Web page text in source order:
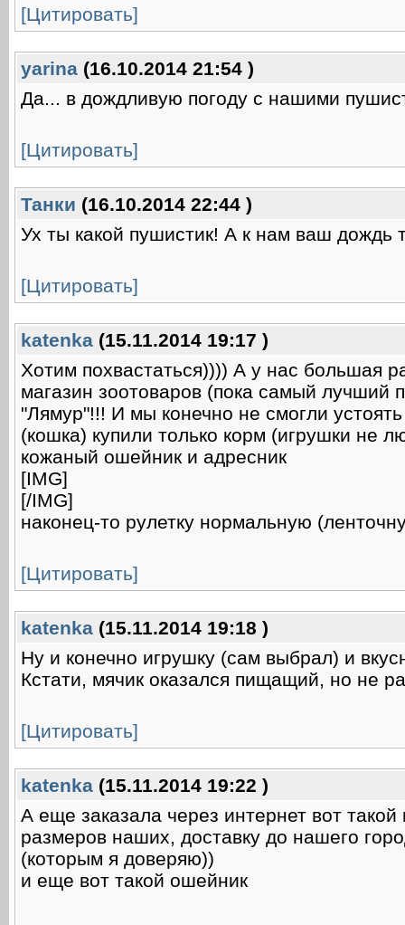
[Цитировать]
yarina (16.10.2014 21:54 )
Да... в дождливую погоду с нашими
[Цитировать]
Танки (16.10.2014 22:44 )
Ух ты какой пушистик! А к нам ваш дождь
[Цитировать]
katenka (15.11.2014 19:17 )
Хотим похвастаться)))) А у нас большая
магазин зоотоваров (пока самый
"Лямур"!!! И мы конечно не смогли
(кошка) купили только корм (игрушки не
кожаный ошейник и адресник
[IMG]
[/IMG]
наконец-то рулетку нормальную
[Цитировать]
katenka (15.11.2014 19:18 )
Ну и конечно игрушку (сам выбрал) и
Кстати, мячик оказался пищащий, но не
[Цитировать]
katenka (15.11.2014 19:22 )
А еще заказала через интернет вот
размеров наших, доставку до нашего
(которым я доверяю))
и еще вот такой ошейник